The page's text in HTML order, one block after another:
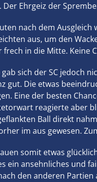
Der Ehrgeiz der
nach dem
aus, um den
frech in die Mitte. Keine
sich der SC jedoch
gut. Die etwas
Eine der besten
reagierte aber
Ball direkt
im aus gewesen.
somit etwas
ein ansehnliches und
den anderen